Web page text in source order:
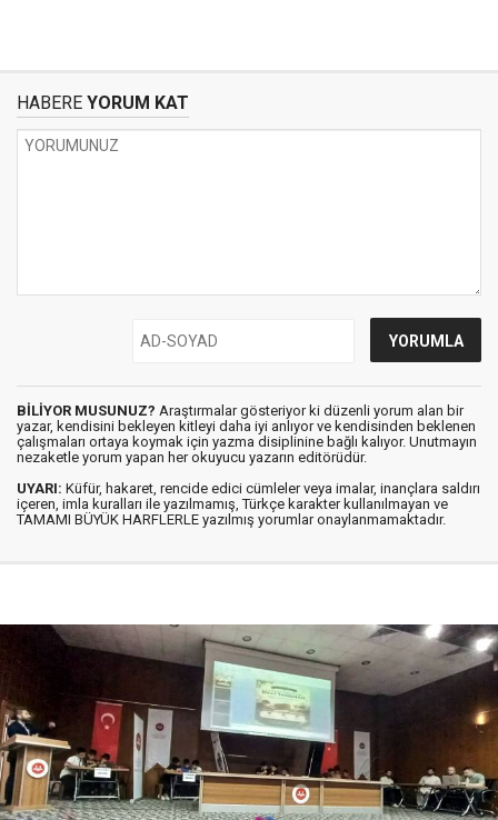
HABERE YORUM KAT
BİLİYOR MUSUNUZ? Araştırmalar gösteriyor ki düzenli yorum alan bir
yazar, kendisini bekleyen kitleyi daha iyi anlıyor ve kendisinden beklenen
çalışmaları ortaya koymak için yazma disiplinine bağlı kalıyor. Unutmayın
nezaketle yorum yapan her okuyucu yazarın editörüdür.
UYARI: Küfür, hakaret, rencide edici cümleler veya imalar, inançlara saldırı
içeren, imla kuralları ile yazılmamış, Türkçe karakter kullanılmayan ve
TAMAMI BÜYÜK HARFLERLE yazılmış yorumlar onaylanmamaktadır.